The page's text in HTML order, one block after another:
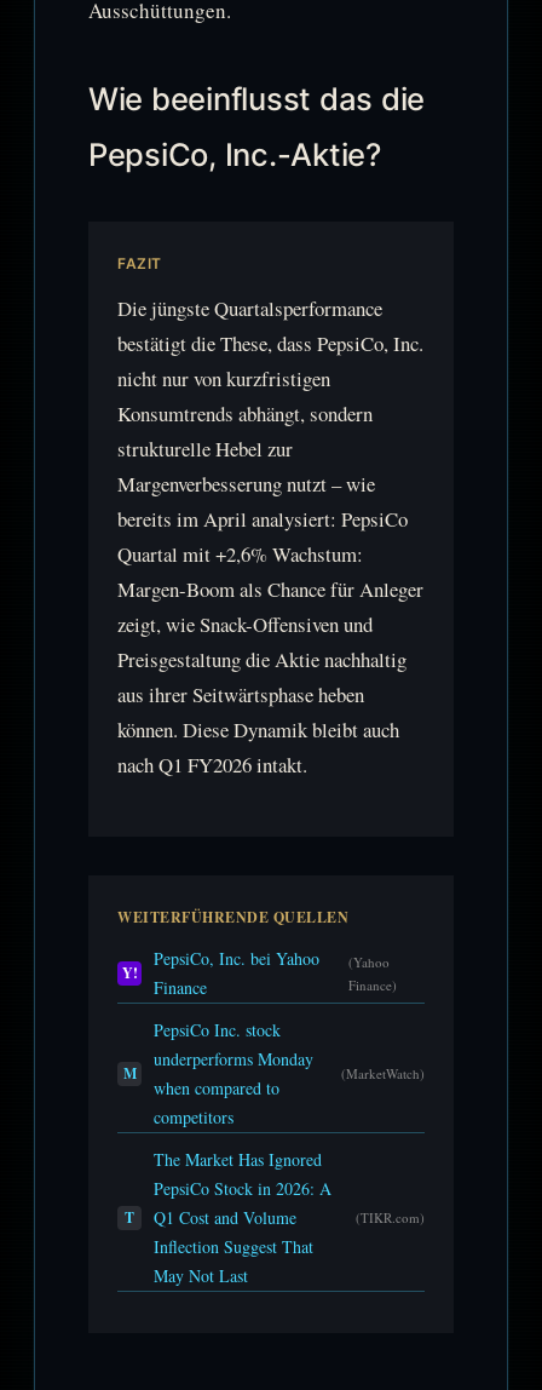
Ausschüttungen.
Wie beeinflusst das die
PepsiCo, Inc.-Aktie?
FAZIT
Die jüngste Quartalsperformance
bestätigt die These, dass PepsiCo, Inc.
nicht nur von kurzfristigen
Konsumtrends abhängt, sondern
strukturelle Hebel zur
Margenverbesserung nutzt – wie
bereits im April analysiert: PepsiCo
Quartal mit +2,6% Wachstum:
Margen-Boom als Chance für Anleger
zeigt, wie Snack-Offensiven und
Preisgestaltung die Aktie nachhaltig
aus ihrer Seitwärtsphase heben
können. Diese Dynamik bleibt auch
nach Q1 FY2026 intakt.
WEITERFÜHRENDE QUELLEN
Y!
PepsiCo, Inc. bei Yahoo
Finance
(Yahoo
Finance)
M
PepsiCo Inc. stock
underperforms Monday
when compared to
competitors
(MarketWatch)
T
The Market Has Ignored
PepsiCo Stock in 2026: A
Q1 Cost and Volume
Inflection Suggest That
May Not Last
(TIKR.com)